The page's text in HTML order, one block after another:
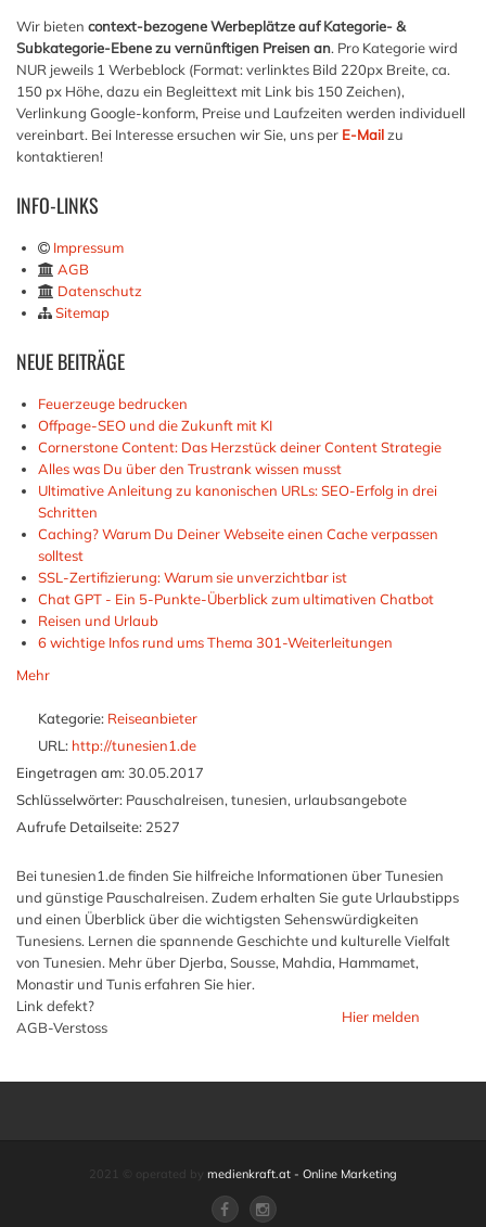
Wir bieten context-bezogene Werbeplätze auf Kategorie- &
Subkategorie-Ebene zu vernünftigen Preisen an. Pro Kategorie wird
NUR jeweils 1 Werbeblock (Format: verlinktes Bild 220px Breite, ca.
150 px Höhe, dazu ein Begleittext mit Link bis 150 Zeichen),
Verlinkung Google-konform, Preise und Laufzeiten werden individuell
vereinbart. Bei Interesse ersuchen wir Sie, uns per E-Mailzu
kontaktieren!
INFO-LINKS
Impressum
AGB
Datenschutz
Sitemap
NEUEBEITRÄGE
Feuerzeuge bedrucken
Offpage-SEO und die Zukunft mit KI
Cornerstone Content: Das Herzstück deiner Content Strategie
Alles was Du über den Trustrank wissen musst
Ultimative Anleitung zu kanonischen URLs: SEO-Erfolg in drei
Schritten
Caching? Warum Du Deiner Webseite einen Cache verpassen
solltest
SSL-Zertifizierung: Warum sie unverzichtbar ist
Chat GPT - Ein 5-Punkte-Überblick zum ultimativen Chatbot
Reisen und Urlaub
6 wichtige Infos rund ums Thema 301-Weiterleitungen
Mehr
Kategorie: Reiseanbieter
URL: http://tunesien1.de
Eingetragen am: 30.05.2017
Schlüsselwörter: Pauschalreisen, tunesien, urlaubsangebote
Aufrufe Detailseite: 2527
Bei tunesien1.de finden Sie hilfreiche Informationen über Tunesien
und günstige Pauschalreisen. Zudem erhalten Sie gute Urlaubstipps
und einen Überblick über die wichtigsten Sehenswürdigkeiten
Tunesiens. Lernen die spannende Geschichte und kulturelle Vielfalt
von Tunesien. Mehr über Djerba, Sousse, Mahdia, Hammamet,
Monastir und Tunis erfahren Sie hier.
Link defekt?
AGB-Verstoss
Hier melden
2021 © operated by medienkraft.at - Online Marketing